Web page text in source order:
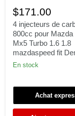
injecteurs
de
carburant
800cc
pour
Mazda
Miata
Mx5
1.8
mazdaspeed
fit
Denso
$171.00
4 injecteurs de
800cc pour Mazda
Mx5 Turbo 1.6 1.8
mazdaspeed fit
En stock
Achat